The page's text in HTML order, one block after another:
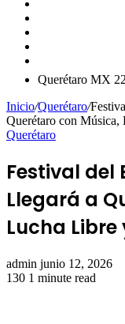
Querétaro MX 22
Inicio/Querétaro/
Querétaro con
Querétaro
Festival del
Llegará a
Lucha
admin Send
an
junio 12, 2026
130 1 minute read